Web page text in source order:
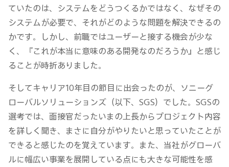
ていたのは、システムをどうつくるかではなく、なぜその
システムが必要で、それがどのような問題を解決できるの
かです。しかし、前職ではユーザーと接する機会が少な
く、『これが本当に意味のある開発なのだろうか』と感じ
ることが時折ありました。
そしてキャリア10年目の節目に出会ったのが、ソニーグ
ローバルソリューションズ（以下、SGS）でした。SGSの
選考では、面接官だったいまの上長からプロジェクト内容
を詳しく聞き、まさに自分がやりたいと思っていたことが
できると感じたのを覚えています。また、当社がグローバ
ルに幅広い事業を展開している点にも大きな可能性を感